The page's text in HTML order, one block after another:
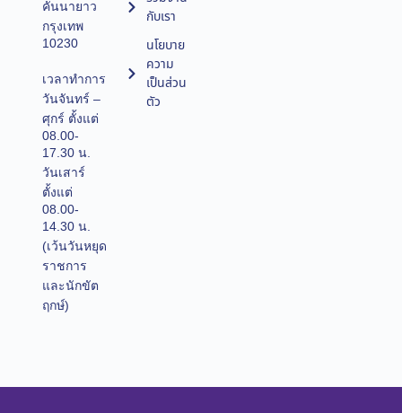
คันนายาว
กรุงเทพ
10230
เวลาทำการ
วันจันทร์ –
ศุกร์ ตั้งแต่
08.00-
17.30 น.
วันเสาร์
ตั้งแต่
08.00-
14.30 น.
(เว้นวันหยุด
ราชการ
และนักขัต
ฤกษ์)
กับเรา
นโยบาย
ความ
เป็นส่วน
ตัว